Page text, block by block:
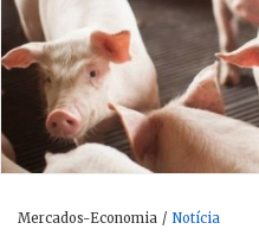
Mercados-Economia Notícia